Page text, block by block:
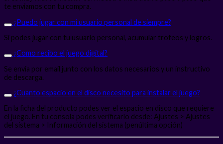
te enviamos con tu compra.
¿Puedo jugar con mi usuario personal de siempre?
Si podes jugar con tu usuario personal, acumular trofeos y logros.
¿Como recibo el juego digital?
Se envia por email junto con los datos necesarios y un instructivo
de descarga.
¿Cuanto espacio en el disco necesito para instalar el juego?
En la ficha del producto podes ver el espacio en disco que requiere
el juego. En tu consola podes verificarlo desde: Ajustes > Ajustes
del sistema > Información del sistema (penúltima opción)